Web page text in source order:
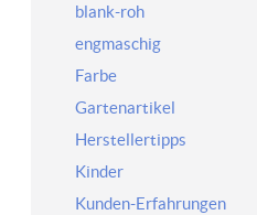
blank-roh
engmaschig
Farbe
Gartenartikel
Herstellertipps
Kinder
Kunden-Erfahrungen